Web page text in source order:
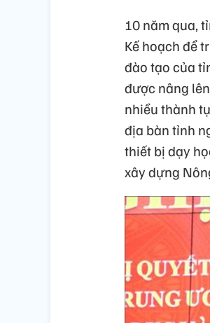
10 năm qua,
Kế hoạch để
đào tạo của
được nâng
nhiều thành
địa bàn tỉnh
thiết bị dạy
xây dựng